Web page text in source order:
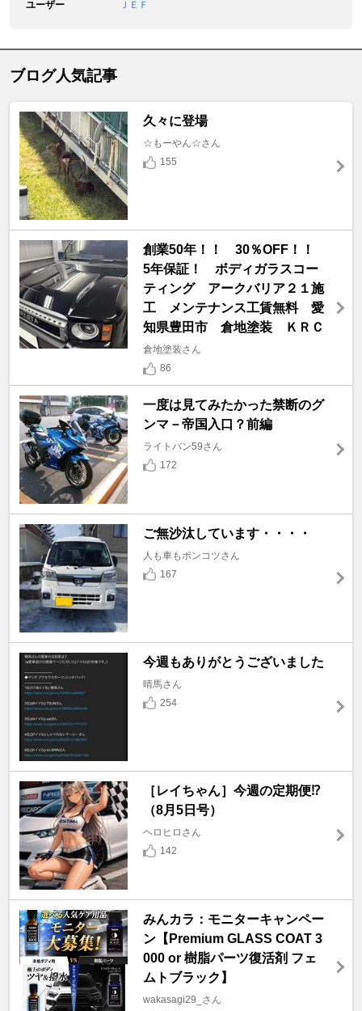
ユーザー ＪＥＦ
ブログ人気記事
久々に登場
☆もーやん☆さん
155
創業50年！！ 30％OFF！！
5年保証！ ボディガラスコー
ティング アークバリア２１施
工 メンテナンス工賃無料 愛
知県豊田市 倉地塗装 ＫＲＣ
倉地塗装さん
86
一度は見てみたかった禁断のグ
ンマ－帝国入口？前編
ライトバン59さん
172
ご無沙汰しています・・・・
人も車もポンコツさん
167
今週もありがとうございました
晴馬さん
254
［レイちゃん］今週の定期便⁉️
（8月5日号）
ヘロヒロさん
142
みんカラ：モニターキャンペー
ン【Premium GLASS COAT 3
000 or 樹脂パーツ復活剤 フェ
ムトブラック】
wakasagi29_さん